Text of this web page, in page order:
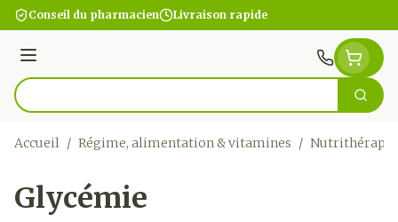
Aller au contenu
Conseil du pharmacien Livraison rapide
Menu
Rechercher
Accueil / Régime, alimentation & vitamines /
Glycémie